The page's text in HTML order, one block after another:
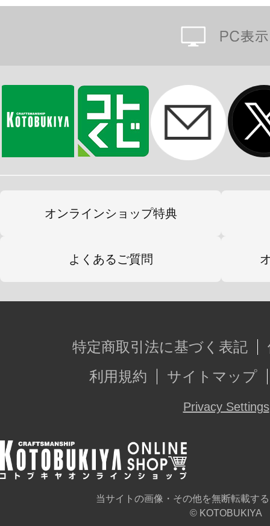
オンラインショップ特典
よくあるご質問
特定商取引法に基づく表記
利用規約
サイトマップ
Privacy Settings
当サイトの画像・その他を無断転載す
© KOTOBUKIYA